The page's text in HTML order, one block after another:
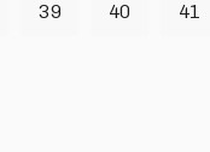
39 40 41